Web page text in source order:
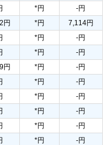
*円
-円
円 *円
7,114円
*円
-円
*円
-円
円 *円
-円
*円
-円
*円
-円
*円
-円
*円
-円
*円
-円